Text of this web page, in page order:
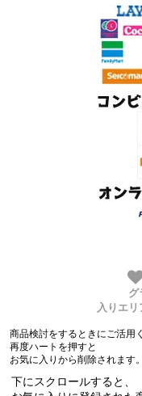
グ
入りエリ
商品検討をするときにご活用
再度ハートを押すと
お気に入りから削除されます。
下にスクロールすると、